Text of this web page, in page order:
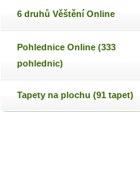
6 druhů Věštění Online
Pohlednice Online (333
pohlednic)
Tapety na plochu (91 tapet)